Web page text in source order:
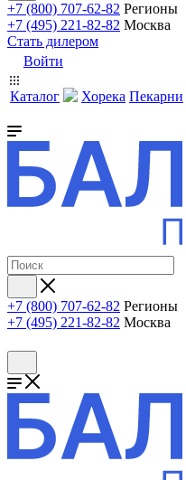
+7 (800) 707-62-82 Регионы
+7 (495) 221-82-82 Москва
Стать дилером
Войти
Каталог Хорека Пекарни
+7 (800) 707-62-82 Регионы
+7 (495) 221-82-82 Москва